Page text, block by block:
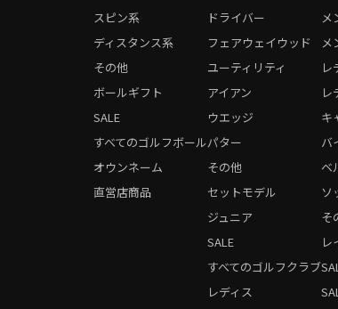
オウンネーム
直営店商品
スピン系
ディスタンス系
その他
ボールギフト
SALE
すべてのゴルフボール
レディス
ドライバー
フェアウェイウッド
ユーティリティ
アイアン
ウエッジ
パター
その他
セットモデル
ジュニア
SALE
すべてのゴルフクラブ
メ
メ
レ
レ
キ
バ
ベ
ソ
そ
レ